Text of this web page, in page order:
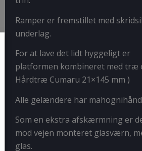
Ramper er fremstillet med
underlag.
For at lave det lidt hyggeligt er
platformen kombineret med træ
Hårdtræ Cumaru 21×145 mm )
Alle gelændere har
Som en ekstra afskærmning er
mod vejen monteret glasværn,
glas.